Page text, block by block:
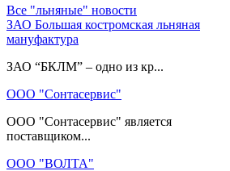
Все "льняные" новости
ЗАО Большая костромская льняная
мануфактура
ЗАО “БКЛМ” – одно из кр...
ООО "Сонтасервис"
ООО "Сонтасервис" является
поставщиком...
ООО "ВОЛТА"